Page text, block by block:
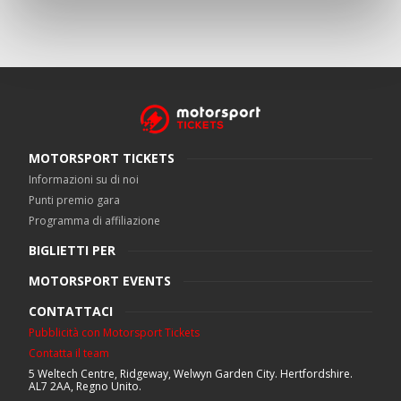
MOTORSPORT TICKETS
Informazioni su di noi
Punti premio gara
Programma di affiliazione
BIGLIETTI PER
MOTORSPORT EVENTS
CONTATTACI
Pubblicità con Motorsport Tickets
Contatta il team
5 Weltech Centre, Ridgeway, Welwyn Garden City. Hertfordshire.
AL7 2AA, Regno Unito.